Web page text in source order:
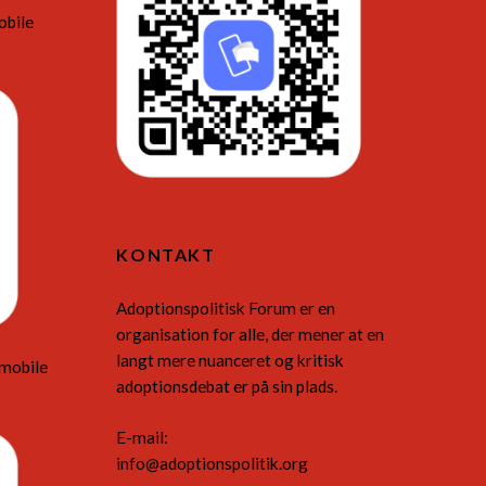
KONTAKT
Adoptionspolitisk Forum er en
organisation for alle, der mener at en
langt mere nuanceret og kritisk
adoptionsdebat er på sin plads.
E-mail:
info@adoptionspolitik.org